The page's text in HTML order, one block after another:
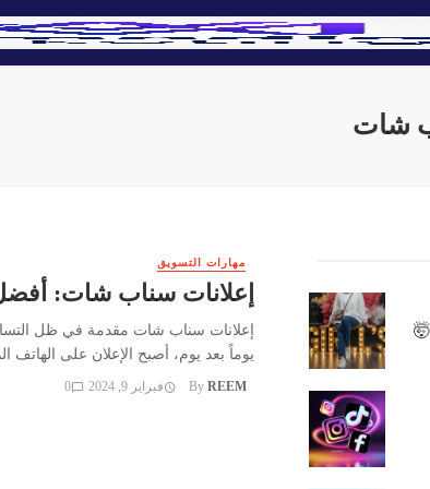
مهارات التسويق
إعلانات سناب شات: أفضل
إعلانات سناب شات مقدمة في ظل
يوماً بعد يوم، أصبح الإعلان على
By REEM فبراير 9, 2024 0